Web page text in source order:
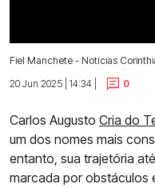
Fiel Manchete - Notícias
20 Jun 2025 | 14:34 |
0
Carlos Augusto Cria do
um dos nomes mais
entanto, sua trajetória
marcada por obstáculos